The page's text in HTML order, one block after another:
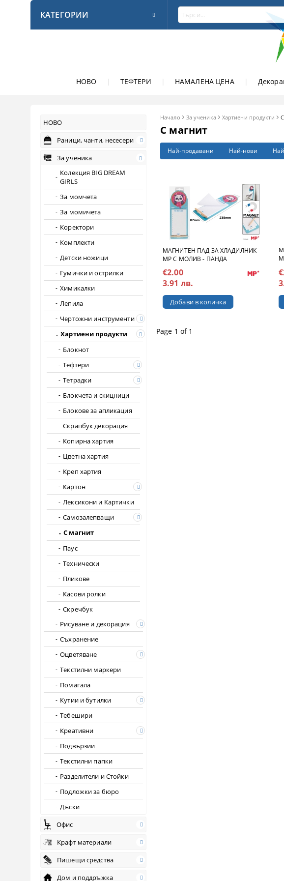
НОВО ТЕФТЕРИ НАМАЛЕНА ЦЕНА
КАТЕГОРИИ
НОВО
Раници, чанти, несесери
За ученика
Колекция BIG DREAM
GIRLS
За момчета
За момичета
Коректори
Комплекти
Детски ножици
Гумички и острилки
Химикалки
Лепила
Чертожни инструменти
Хартиени продукти
Блокнот
Тефтери
Тетрадки
Блокчета и скицници
Блокове за апликация
Скрапбук декорация
Копирна хартия
Цветна хартия
Креп хартия
Картон
Лексикони и Картички
Самозалепващи
С магнит
Паус
Технически
Пликове
Касови ролки
Скречбук
Рисуване и декорация
Съхранение
Оцветяване
Текстилни маркери
Помагала
Кутии и бутилки
Tебешири
Креативни
Подвързии
Текстилни папки
Разделители и Стойки
Подложки за бюро
Дъски
Офис
Крафт материали
Пишещи средства
Дом и поддръжка
Начало За ученика Хартиени продукти
С магнит
Най-продавани Най-нови
МАГНИТЕН ПАД ЗА ХЛАДИЛНИК
MP С МОЛИВ - ПАНДА
€2.00
3.91 лв.
Page 1 of 1